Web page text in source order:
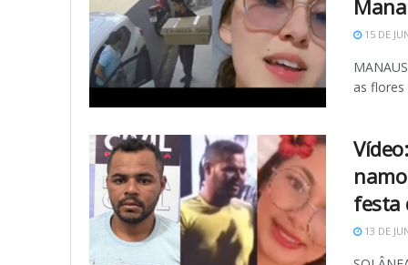
15 DE
as
festa
13 DE